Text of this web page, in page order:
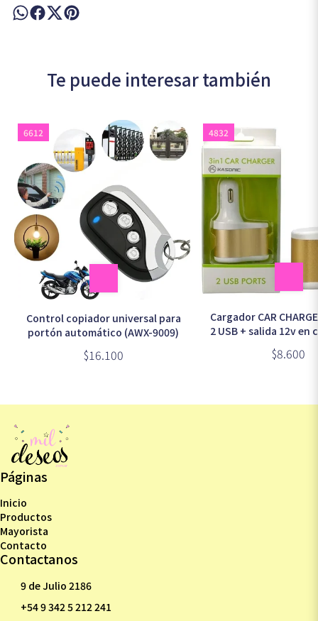
Te puede interesar también
6612
Control copiador universal para
portón automático (AWX-9009)
$16.100
4832
Cargador CAR
2 USB + salida 12v en
$8.600
Páginas
Inicio
Productos
Mayorista
Contacto
Contactanos
9 de Julio 2186
+54 9 342 5 212 241